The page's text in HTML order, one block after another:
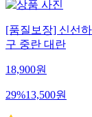
[품질보장] 신선
구 중란 대란
18,900원
29%13,500원